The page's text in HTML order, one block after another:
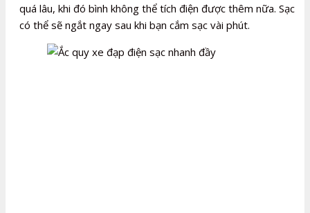
quá lâu, khi đó bình không thể tích điện được thêm nữa. Sạc
có thể sẽ ngắt ngay sau khi bạn cắm sạc vài phút.